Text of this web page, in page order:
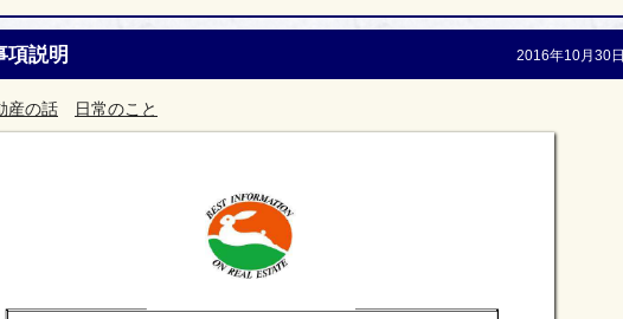
項説明 2016年10月30日
産の話 日常のこと